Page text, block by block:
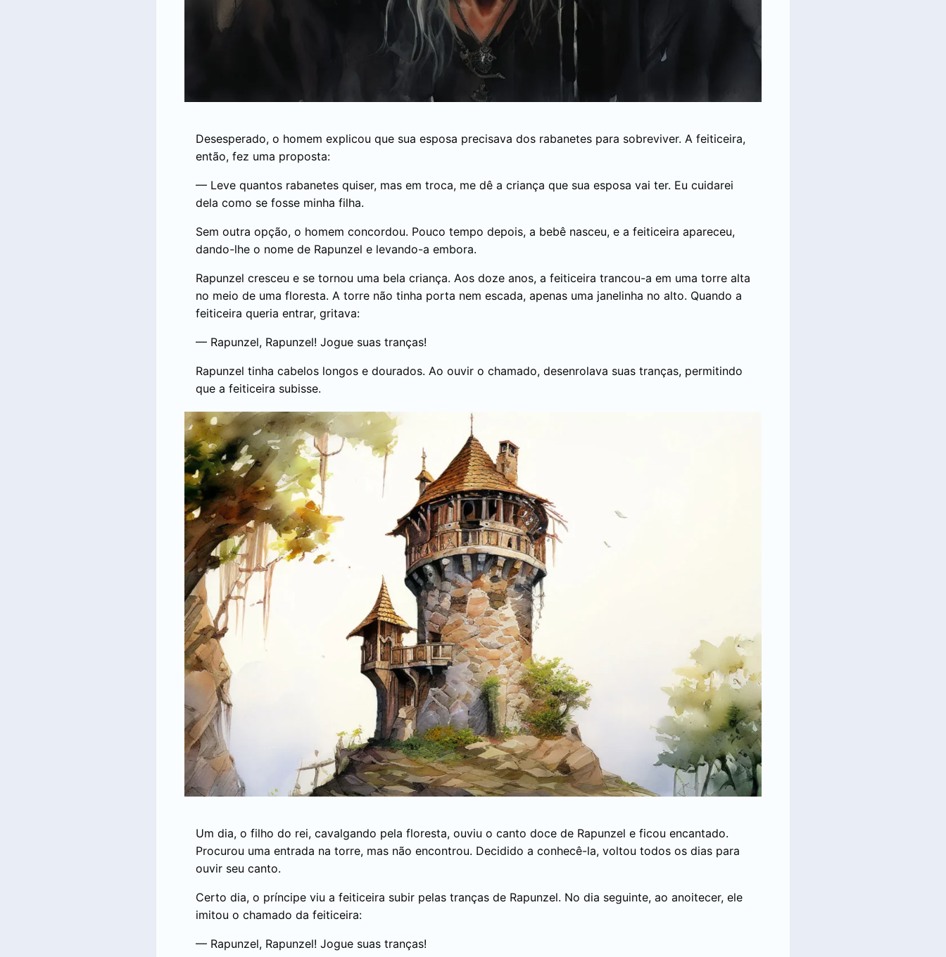
Desesperado, o homem explicou que sua esposa precisava dos rabanetes para sobreviver. A feiticeira,
então, fez uma proposta:
— Leve quantos rabanetes quiser, mas em troca, me dê a criança que sua esposa vai ter. Eu cuidarei
dela como se fosse minha filha.
Sem outra opção, o homem concordou. Pouco tempo depois, a bebê nasceu, e a feiticeira apareceu,
dando-lhe o nome de Rapunzel e levando-a embora.
Rapunzel cresceu e se tornou uma bela criança. Aos doze anos, a feiticeira trancou-a em uma torre alta
no meio de uma floresta. A torre não tinha porta nem escada, apenas uma janelinha no alto. Quando a
feiticeira queria entrar, gritava:
— Rapunzel, Rapunzel! Jogue suas tranças!
Rapunzel tinha cabelos longos e dourados. Ao ouvir o chamado, desenrolava suas tranças, permitindo
que a feiticeira subisse.
Um dia, o filho do rei, cavalgando pela floresta, ouviu o canto doce de Rapunzel e ficou encantado.
Procurou uma entrada na torre, mas não encontrou. Decidido a conhecê-la, voltou todos os dias para
ouvir seu canto.
Certo dia, o príncipe viu a feiticeira subir pelas tranças de Rapunzel. No dia seguinte, ao anoitecer, ele
imitou o chamado da feiticeira:
— Rapunzel, Rapunzel! Jogue suas tranças!